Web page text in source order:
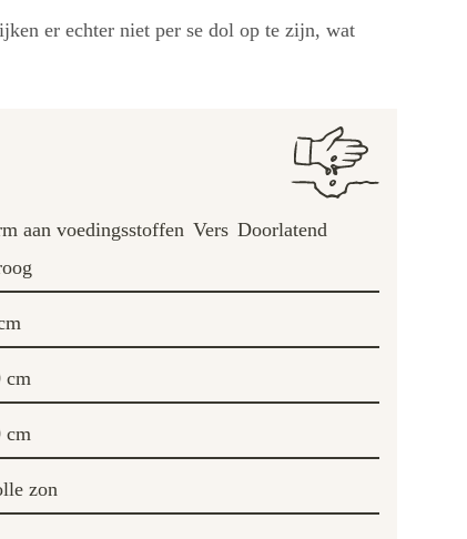
er echter niet per se dol op te zijn, wat
aan voedingsstoffen Vers Doorlatend
cm
cm
zon